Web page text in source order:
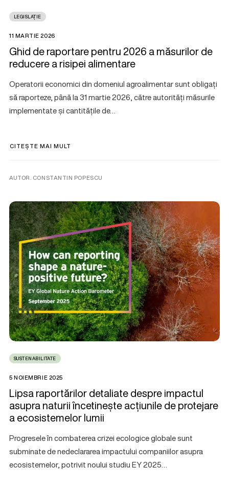
LEGISLAȚIE
11 MARTIE 2026
Ghid de raportare pentru 2026 a măsurilor de
reducere a risipei alimentare
Operatorii economici din domeniul agroalimentar sunt obligați
să raporteze, până la 31 martie 2026, către autorități măsurile
implementate și cantitățile de…
CITEȘTE MAI MULT
AUTOR. CONSTANTIN POPESCU
SUSTENABILITATE
5 NOIEMBRIE 2025
Lipsa raportărilor detaliate despre impactul
asupra naturii încetinește acțiunile de protejare
a ecosistemelor lumii
Progresele în combaterea crizei ecologice globale sunt
subminate de nedeclararea impactului companiilor asupra
ecosistemelor, potrivit noului studiu EY 2025…